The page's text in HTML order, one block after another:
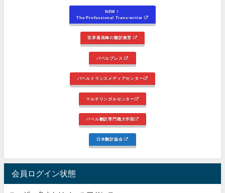
NEW！
The Professional Trans-writer
世界最高峰の翻訳教育
バベルプレス
バベルトランスメディアセンター
マルチリンガルセンター
バベル翻訳専門職大学院
日本翻訳協会
会員ログイン状態